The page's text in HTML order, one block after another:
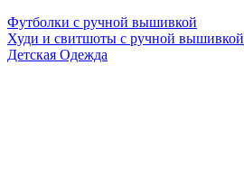
Футболки с ручной вышивкой
Худи и свитшоты с ручной вышивкой
Детская Одежда